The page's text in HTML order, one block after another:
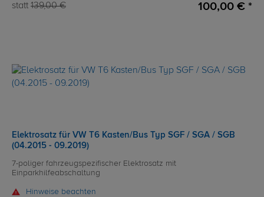
statt 139,00 € 100,00 € *
Elektrosatz für VW T6 Kasten/Bus Typ SGF / SGA / SGB
(04.2015 - 09.2019)
7-poliger fahrzeugspezifischer Elektrosatz mit
Einparkhilfeabschaltung
Hinweise beachten